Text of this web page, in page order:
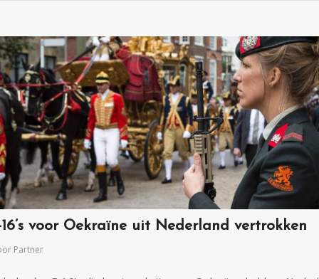
voor Oekraïne uit Nederland vertrokken
Partner